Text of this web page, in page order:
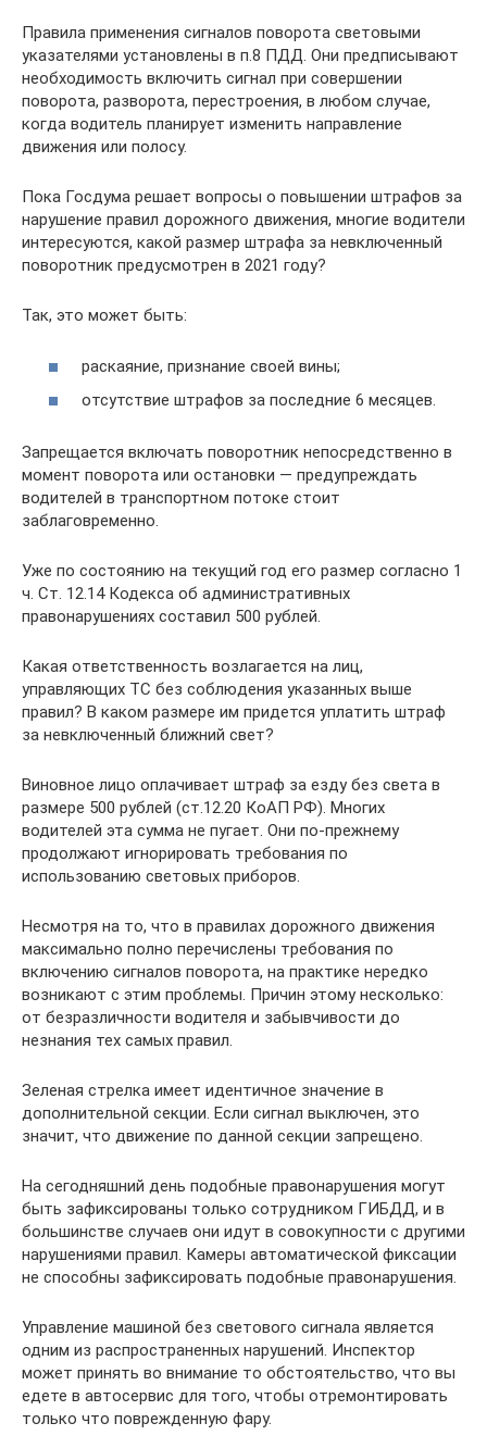
Правила применения сигналов поворота световыми
указателями установлены в п.8 ПДД. Они предписывают
необходимость включить сигнал при совершении
поворота, разворота, перестроения, в любом случае,
когда водитель планирует изменить направление
движения или полосу.
Пока Госдума решает вопросы о повышении штрафов за
нарушение правил дорожного движения, многие водители
интересуются, какой размер штрафа за невключенный
поворотник предусмотрен в 2021 году?
Так, это может быть:
раскаяние, признание своей вины;
отсутствие штрафов за последние 6 месяцев.
Запрещается включать поворотник непосредственно в
момент поворота или остановки — предупреждать
водителей в транспортном потоке стоит
заблаговременно.
Уже по состоянию на текущий год его размер согласно 1
ч. Ст. 12.14 Кодекса об административных
правонарушениях составил 500 рублей.
Какая ответственность возлагается на лиц,
управляющих ТС без соблюдения указанных выше
правил? В каком размере им придется уплатить штраф
за невключенный ближний свет?
Виновное лицо оплачивает штраф за езду без света в
размере 500 рублей (ст.12.20 КоАП РФ). Многих
водителей эта сумма не пугает. Они по-прежнему
продолжают игнорировать требования по
использованию световых приборов.
Несмотря на то, что в правилах дорожного движения
максимально полно перечислены требования по
включению сигналов поворота, на практике нередко
возникают с этим проблемы. Причин этому несколько:
от безразличности водителя и забывчивости до
незнания тех самых правил.
Зеленая стрелка имеет идентичное значение в
дополнительной секции. Если сигнал выключен, это
значит, что движение по данной секции запрещено.
На сегодняшний день подобные правонарушения могут
быть зафиксированы только сотрудником ГИБДД, и в
большинстве случаев они идут в совокупности с другими
нарушениями правил. Камеры автоматической фиксации
не способны зафиксировать подобные правонарушения.
Управление машиной без светового сигнала является
одним из распространенных нарушений. Инспектор
может принять во внимание то обстоятельство, что вы
едете в автосервис для того, чтобы отремонтировать
только что поврежденную фару.